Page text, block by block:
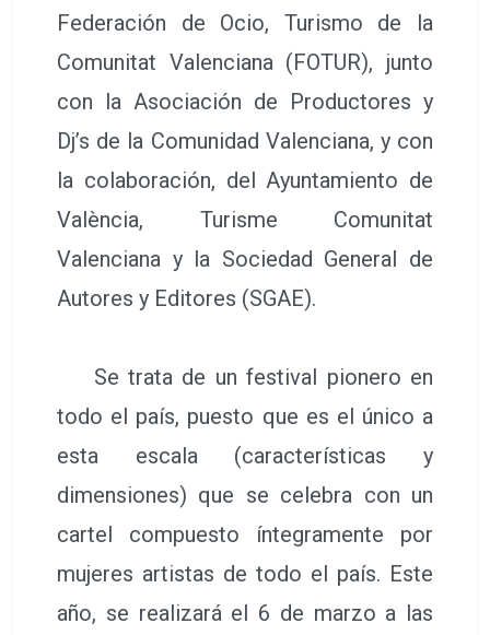
Federación de Ocio, Turismo de la
Comunitat Valenciana (FOTUR), junto
con la Asociación de Productores y
Dj’s de la Comunidad Valenciana, y con
la colaboración, del Ayuntamiento de
València, Turisme Comunitat
Valenciana y la Sociedad General de
Autores y Editores (SGAE).
Se trata de un festival pionero en
todo el país, puesto que es el único a
esta escala (características y
dimensiones) que se celebra con un
cartel compuesto íntegramente por
mujeres artistas de todo el país. Este
año, se realizará el 6 de marzo a las